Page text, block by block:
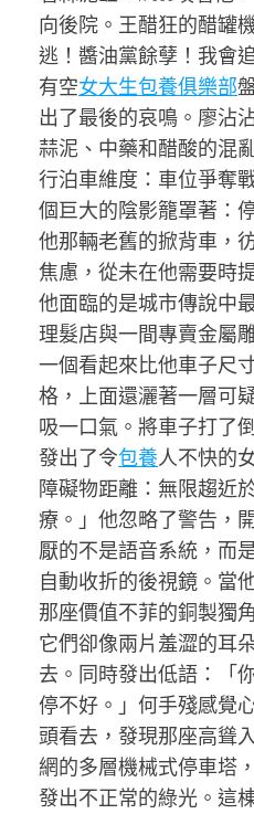
向後院。王醋狂的醋罐
逃！醬油黨餘孽！我會
有空女大生包養俱樂部
出了最後的哀鳴。廖沾
蒜泥、中藥和醋酸的混
行泊車維度：車位爭奪
個巨大的陰影籠罩著：
他那輛老舊的掀背車，
焦慮，從未在他需要時
他面臨的是城市傳說中
理髮店與一間專賣金屬
一個看起來比他車子尺
格，上面還灑著一層可
吸一口氣。將車子打了
發出了令包養人不快的
障礙物距離：無限趨近
療。」他忽略了警告，
厭的不是語音系統，而
自動收折的後視鏡。當
那座價值不菲的銅製獨
它們卻像兩片羞澀的耳
去。同時發出低語：「
停不好。」何手殘感覺
頭看去，發現那座高聳
網的多層機械式停車塔
發出不正常的綠光。這